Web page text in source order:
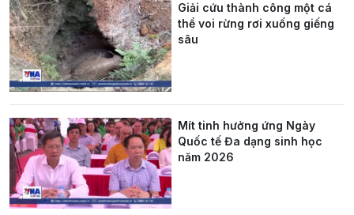
Giải cứu thành công một cá
thể voi rừng rơi xuống giếng
sâu
Mít tinh hưởng ứng Ngày
Quốc tế Đa dạng sinh học
năm 2026